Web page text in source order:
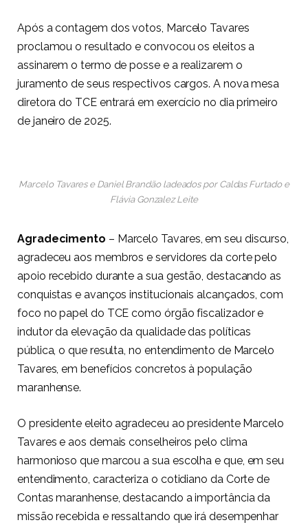
Após a contagem dos votos, Marcelo Tavares
proclamou o resultado e convocou os eleitos a
assinarem o termo de posse e a realizarem o
juramento de seus respectivos cargos. A nova mesa
diretora do TCE entrará em exercício no dia primeiro
de janeiro de 2025.
Marcelo Tavares e Daniel Brandão ladeados por Caldas Furtado e
Flávia Gonzalez Leite
Agradecimento – Marcelo Tavares, em seu discurso,
agradeceu aos membros e servidores da corte pelo
apoio recebido durante a sua gestão, destacando as
conquistas e avanços institucionais alcançados, com
foco no papel do TCE como órgão fiscalizador e
indutor da elevação da qualidade das políticas
pública, o que resulta, no entendimento de Marcelo
Tavares, em benefícios concretos à população
maranhense.
O presidente eleito agradeceu ao presidente Marcelo
Tavares e aos demais conselheiros pelo clima
harmonioso que marcou a sua escolha e que, em seu
entendimento, caracteriza o cotidiano da Corte de
Contas maranhense, destacando a importância da
missão recebida e ressaltando que irá desempenhar